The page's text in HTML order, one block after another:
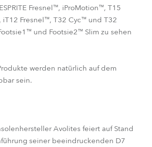
Fresnel™, iProMotion™, T15
iT12 Fresnel™, T32 Cyc™ und T32
und Footsie2™ Slim zu sehen
werden natürlich auf dem
sein.
Avolites feiert auf Stand
seiner beeindruckenden D7